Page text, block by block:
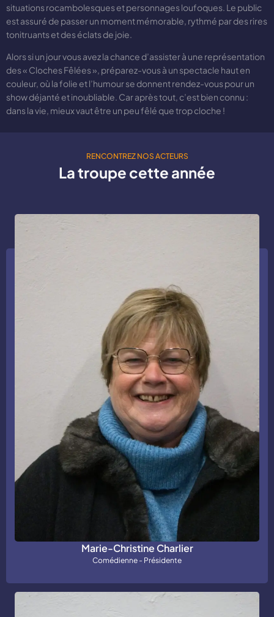
situations rocambolesques et personnages loufoques. Le public
est assuré de passer un moment mémorable, rythmé par des rires
tonitruants et des éclats de joie.
Alors si un jour vous avez la chance d’assister à une représentation
des « Cloches Fêlées », préparez-vous à un spectacle haut en
couleur, où la folie et l’humour se donnent rendez-vous pour un
show déjanté et inoubliable. Car après tout, c’est bien connu :
dans la vie, mieux vaut être un peu fêlé que trop cloche !
RENCONTREZ NOS ACTEURS
La troupe cette année
Marie-Christine Charlier
Comédienne - Présidente